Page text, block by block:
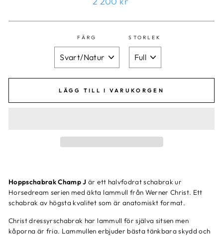
FÄRG STORLEK
LÄGG TILL I VARUKORGEN
Hoppschabrak Champ Jär ett halvfodrat schabrak ur
Horsedream serien med äkta lammull från Werner Christ. Ett
schabrak av högsta kvalitet som är anatomiskt format.
Christ dressyrschabrak har lammull för själva sitsen men
kåporna är fria. Lammullen erbjuder bästa tänkbara skydd och